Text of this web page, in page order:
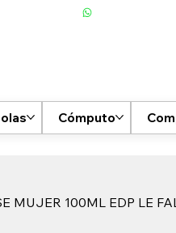
Cómputo
MUJER 100ML EDP LE